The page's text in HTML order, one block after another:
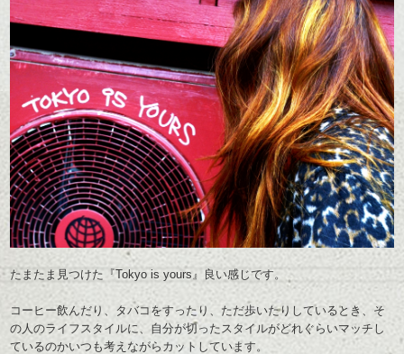
たまたま見つけた『Tokyo is yours』良い感じです。
コーヒー飲んだり、タバコをすったり、ただ歩いたりしているとき、そ
の人のライフスタイルに、自分が切ったスタイルがどれぐらいマッチし
ているのかいつも考えながらカットしています。